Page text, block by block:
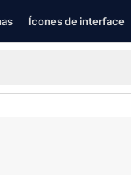
Ícones de interface